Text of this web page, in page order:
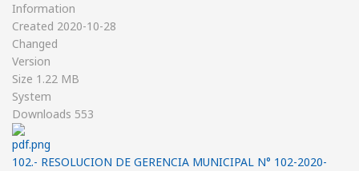
Information
Created 2020-10-28
Changed
Version
Size 1.22 MB
System
Downloads 553
102.- RESOLUCION DE GERENCIA MUNICIPAL N° 102-2020-